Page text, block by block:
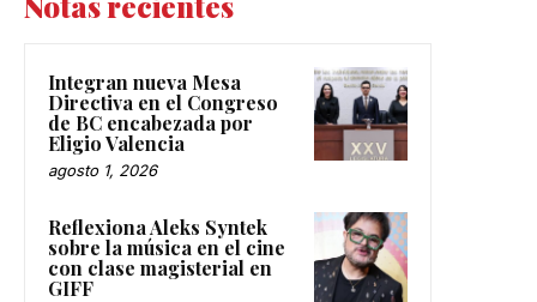
Integran nueva Mesa
Directiva en el Congreso
de BC encabezada por
Eligio Valencia
agosto 1, 2026
Reflexiona Aleks Syntek
sobre la música en el cine
con clase magisterial en
GIFF